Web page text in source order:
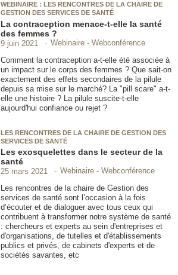
WEBINAIRE : LES RENCONTRES DE LA CHAIRE DE
GESTION DES SERVICES DE SANTÉ
La contraception menace-t-elle la santé
des femmes ?
9 juin 2021
Webinaire - Webconférence
Comment la contraception a-t-elle été associée à
un impact sur le corps des femmes ? Que sait-on
exactement des effets secondaires de la pilule
depuis sa mise sur le marché? La "pill scare" a-t-
elle une histoire ? La pilule suscite-t-elle
aujourd'hui confiance ou rejet ?
LES RENCONTRES DE LA CHAIRE DE GESTION DES
SERVICES DE SANTÉ
Les exosquelettes dans le secteur de la
santé
25 mars 2021
Webinaire - Webconférence
Les rencontres de la chaire de Gestion des
services de santé sont l’occasion à la fois
d’écouter et de dialoguer avec tous ceux qui
contribuent à transformer notre système de santé
: chercheurs et experts au sein d'entreprises et
d'organisations, de tutelles et d'établissements
publics et privés, de cabinets d'experts et de
sociétés savantes, etc